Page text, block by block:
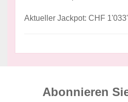
Aktueller Jackpot: CHF
Abonnieren